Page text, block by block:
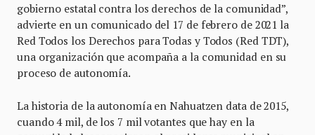
gobierno estatal contra los derechos de la comunidad”,
advierte en un comunicado del 17 de febrero de 2021 la
Red Todos los Derechos para Todas y Todos (Red TDT),
una organización que acompaña a la comunidad en su
proceso de autonomía.
La historia de la autonomía en Nahuatzen data de 2015,
cuando 4 mil, de los 7 mil votantes que hay en la